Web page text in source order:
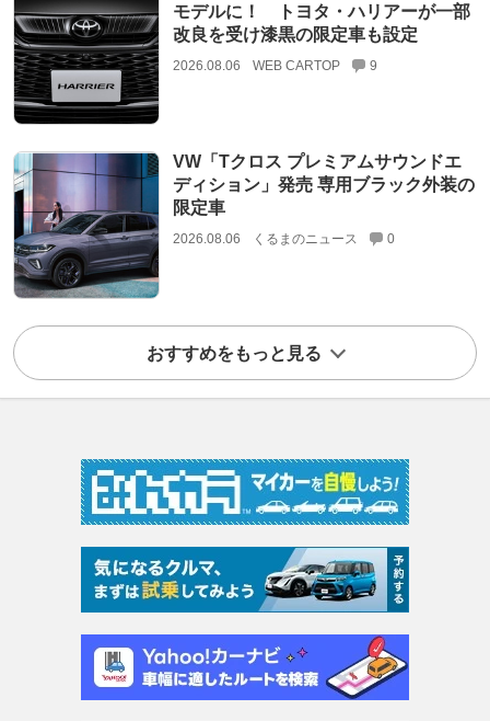
モデルに！ トヨタ・ハリアーが一部
改良を受け漆黒の限定車も設定
2026.08.06 WEB CARTOP 9
VW「Tクロス プレミアムサウンドエ
ディション」発売 専用ブラック外装の
限定車
2026.08.06 くるまのニュース 0
おすすめをもっと見る